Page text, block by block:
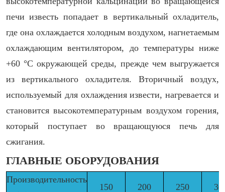
печи известь попадает в вертикальный охладитель,
где она охлаждается холодным воздухом, нагнетаемым
охлаждающим вентилятором, до температуры ниже
+60 °C окружающей среды, прежде чем выгружается
из вертикального охладителя. Вторичный воздух,
используемый для охлаждения извести, нагревается и
становится высокотемпературным воздухом горения,
который поступает во вращающуюся печь для
сжигания.
ГЛАВНЫЕ ОБОРУДОВАНИЯ
Производительность
150 200 250